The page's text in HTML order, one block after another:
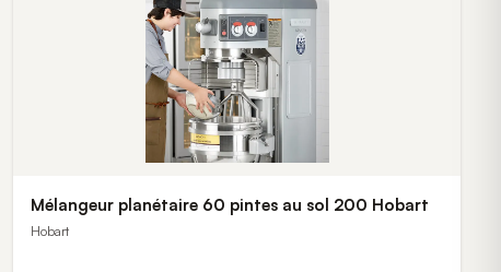
Mélangeur planétaire 60 pintes au sol 200 Hobart
Hobart